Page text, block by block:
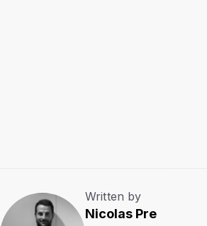
Written by
Nicolas Pre